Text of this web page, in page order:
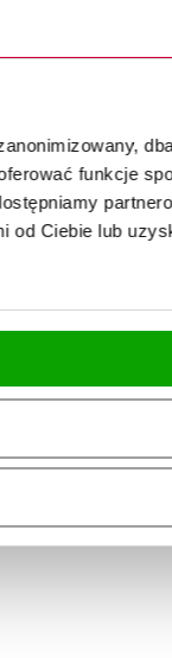
funkcje
od Ciebie lub